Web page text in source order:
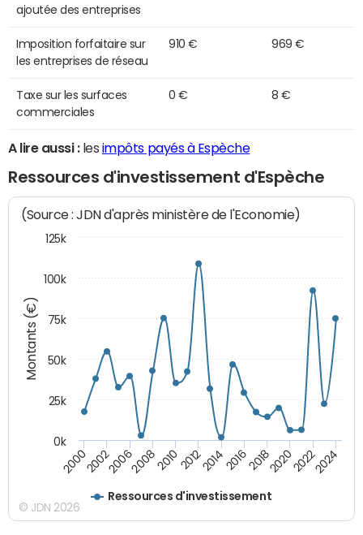
ajoutée des entreprises
Imposition forfaitaire sur
les entreprises de réseau
910 € 969 €
Taxe sur les surfaces
commerciales
0 € 8 €
A lire aussi :les impôts payés à Espèche
Ressources d'investissement d'Espèche
Montants (€)
(Source : JDN d'après ministère de l'Economie)
Ressources d'investissement
200020022006200820102012201420162018202020222024
0k
25k
50k
75k
100k
125k
© JDN 2026